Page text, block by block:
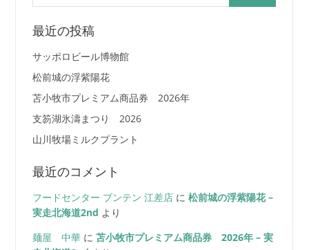
最近の投稿
サッポロビール博物館
松前城の浮紫陽花
苫小牧市プレミアム商品券 2026年
支笏湖氷濤まつり 2026
山川牧場ミルクプラント
最近のコメント
フードセンター ブンテン 江差店に 松前城の浮紫陽花 –
実走北海道2nd より
麺屋 中華に 苫小牧市プレミアム商品券 2026年 – 実